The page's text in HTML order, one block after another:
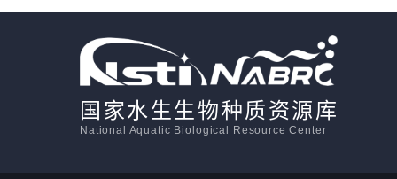
国家水生生物种质资源库
National Aquatic Biological Resource Center